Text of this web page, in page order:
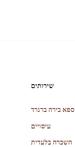
ניווט
ראשי
שירותים
ספא בירה ברנרד
עיסויים
השכרה בלעדית